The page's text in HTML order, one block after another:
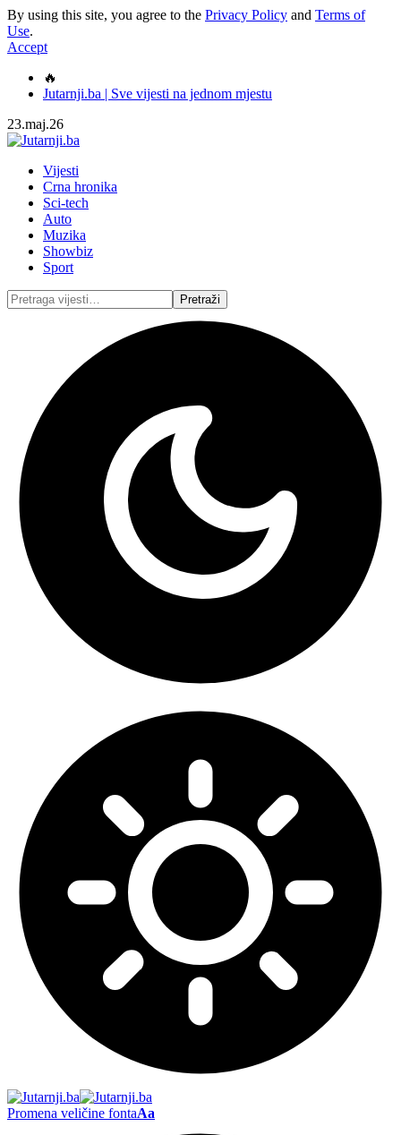
By using this site, you agree to the Privacy Policy and Terms of
Use.
Accept
🔥
Jutarnji.ba | Sve vijesti na jednom mjestu
23.maj.26
Vijesti
Crna hronika
Sci-tech
Auto
Muzika
Showbiz
Sport
Promena veličine fontaAa